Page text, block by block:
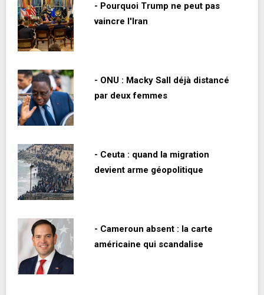
- Pourquoi Trump ne peut pas
vaincre l'Iran
- ONU : Macky Sall déjà distancé
par deux femmes
- Ceuta : quand la migration
devient arme géopolitique
- Cameroun absent : la carte
américaine qui scandalise